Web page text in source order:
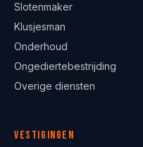
Slotenmaker
Klusjesman
Onderhoud
Ongediertebestrijding
Overige diensten
Vestigingen